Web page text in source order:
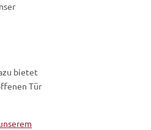
bietet
Tür